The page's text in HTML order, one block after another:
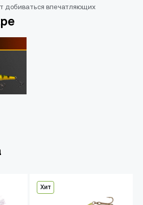
добиваться впечатляющих
Хит